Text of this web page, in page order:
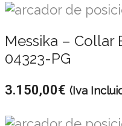
Messika – Collar
04323-PG
3.150,00€ (Iva